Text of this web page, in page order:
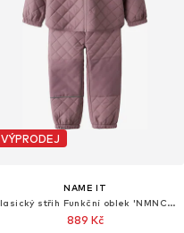
VÝPRODEJ
NAME IT
Klasický střih Funkční oblek 'NMNChilly'
889 Kč